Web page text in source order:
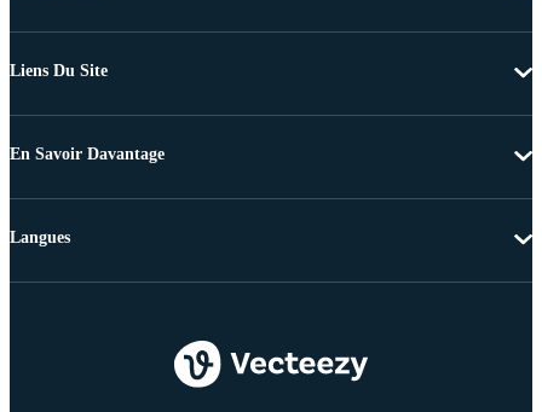
Liens Du Site
En Savoir Davantage
Langues